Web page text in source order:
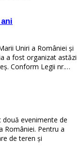
Uniri a României şi
a fost organizat astăzi
Conform Legii nr.…
două evenimente de
României. Pentru a
de teren şi